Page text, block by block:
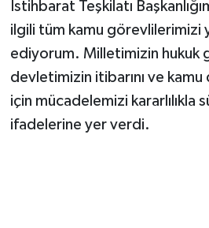
İstihbarat Teşkilatı
ilgili tüm kamu görevlilerimizi
ediyorum. Milletimizin hukuk
devletimizin itibarını ve
için mücadelemizi kararlılıkla
ifadelerine yer verdi.